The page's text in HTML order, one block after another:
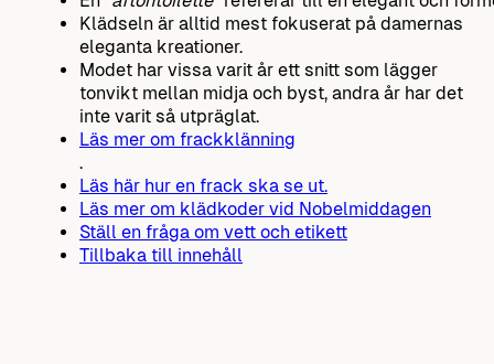
Klädseln är alltid mest fokuserat på damernas
eleganta kreationer.
Modet har vissa varit år ett snitt som lägger
tonvikt mellan midja och byst, andra år har det
inte varit så utpräglat.
Läs mer om frackklänning
.
Läs här hur en frack ska se ut.
Läs mer om klädkoder vid Nobelmiddagen
Ställ en fråga om vett och etikett
Tillbaka till innehåll